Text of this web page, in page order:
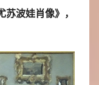
苏波娃肖像》，